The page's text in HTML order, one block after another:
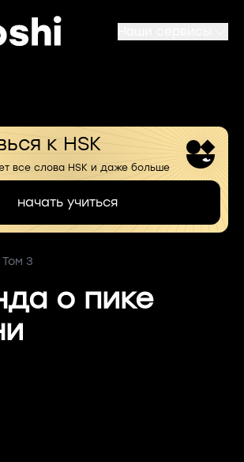
к HSK
все слова HSK и даже больше
начать учиться
3
о пике